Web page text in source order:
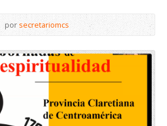
porsecretariomcs